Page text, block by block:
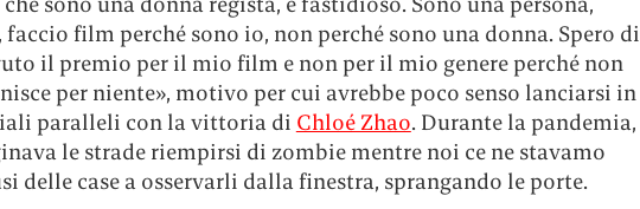
faccio film perché sono io, non perché sono una donna. Spero di
il premio per il mio film e non per il mio genere perché non
per niente», motivo per cui avrebbe poco senso lanciarsi in
paralleli con la vittoria di Chloé Zhao. Durante la pandemia,
le strade riempirsi di zombie mentre noi ce ne stavamo
delle case a osservarli dalla finestra, sprangando le porte.